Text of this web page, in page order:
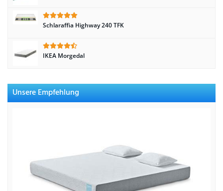
Schlaraffia Highway 240 TFK
IKEA Morgedal
Unsere Empfehlung